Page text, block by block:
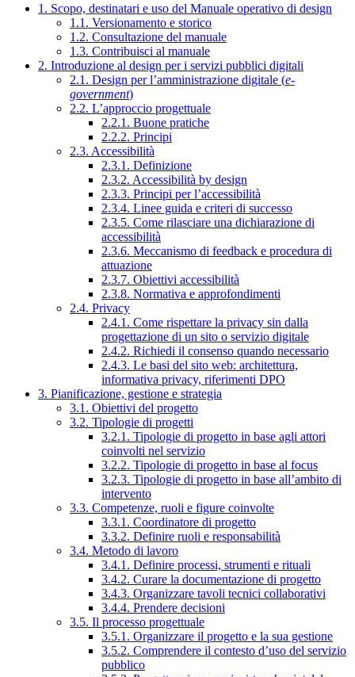
1. Scopo, destinatari e uso del Manuale operativo di design
1.1. Versionamento e storico
1.2. Consultazione del manuale
1.3. Contribuisci al manuale
2. Introduzione al design per i servizi pubblici digitali
2.1. Design per l’amministrazione digitale (e-
government)
2.2. L’approccio progettuale
2.2.1. Buone pratiche
2.2.2. Principi
2.3. Accessibilità
2.3.1. Definizione
2.3.2. Accessibilità by design
2.3.3. Principi per l’accessibilità
2.3.4. Linee guida e criteri di successo
2.3.5. Come rilasciare una dichiarazione di
accessibilità
2.3.6. Meccanismo di feedback e procedura di
attuazione
2.3.7. Obiettivi accessibilità
2.3.8. Normativa e approfondimenti
2.4. Privacy
2.4.1. Come rispettare la privacy sin dalla
progettazione di un sito o servizio digitale
2.4.2. Richiedi il consenso quando necessario
2.4.3. Le basi del sito web: architettura,
informativa privacy, riferimenti DPO
3. Pianificazione, gestione e strategia
3.1. Obiettivi del progetto
3.2. Tipologie di progetti
3.2.1. Tipologie di progetto in base agli attori
coinvolti nel servizio
3.2.2. Tipologie di progetto in base al focus
3.2.3. Tipologie di progetto in base all’ambito di
intervento
3.3. Competenze, ruoli e figure coinvolte
3.3.1. Coordinatore di progetto
3.3.2. Definire ruoli e responsabilità
3.4. Metodo di lavoro
3.4.1. Definire processi, strumenti e rituali
3.4.2. Curare la documentazione di progetto
3.4.3. Organizzare tavoli tecnici collaborativi
3.4.4. Prendere decisioni
3.5. Il processo progettuale
3.5.1. Organizzare il progetto e la sua gestione
3.5.2. Comprendere il contesto d’uso del servizio
pubblico